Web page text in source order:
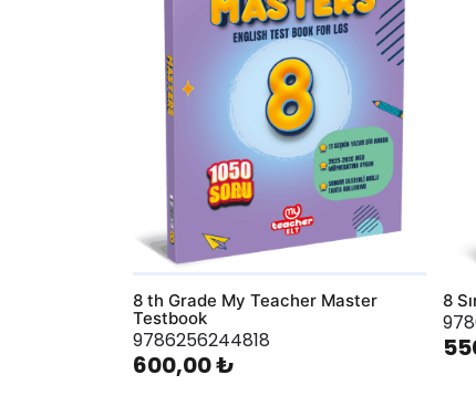
8 th Grade My Teacher Master
Testbook
9786256244818
600,00 ₺
8